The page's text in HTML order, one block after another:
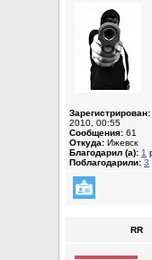
Зарегистрирован:
2010, 00:55
Сообщения: 61
Откуда: Ижевск
Благодарил (а): 1
Поблагодарили: 3
RR